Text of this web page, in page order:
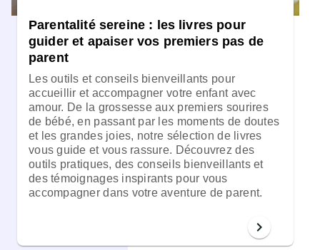
Parentalité sereine : les livres pour
guider et apaiser vos premiers pas de
parent
Les outils et conseils bienveillants pour
accueillir et accompagner votre enfant avec
amour. De la grossesse aux premiers sourires
de bébé, en passant par les moments de doutes
et les grandes joies, notre sélection de livres
vous guide et vous rassure. Découvrez des
outils pratiques, des conseils bienveillants et
des témoignages inspirants pour vous
accompagner dans votre aventure de parent.
chevron_right